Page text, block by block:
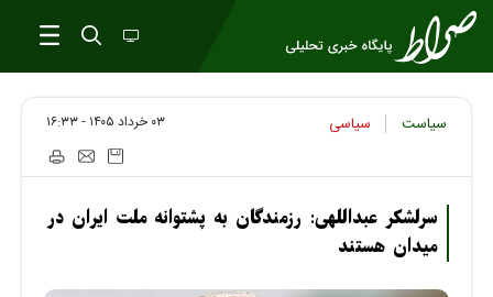
سیاست سیاسی ۰۳ خرداد ۱۴۰۵ - ۱۶:۳۳
سرلشکر عبداللهی: رزمندگان به پشتوانه ملت ایران در
میدان هستند